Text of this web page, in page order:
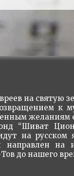
на святую
к
желаниям
“Шиват
на русском
на
до нашего